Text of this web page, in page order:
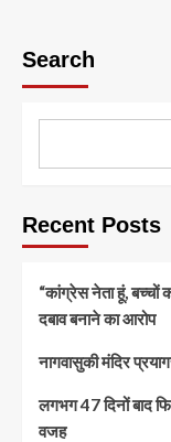
Search
Recent Posts
“कांग्रेस नेता हूं, बच्चों
दबाव बनाने का आरोप
नागवासुकी मंदिर
लगभग 47 दिनों बाद
वजह